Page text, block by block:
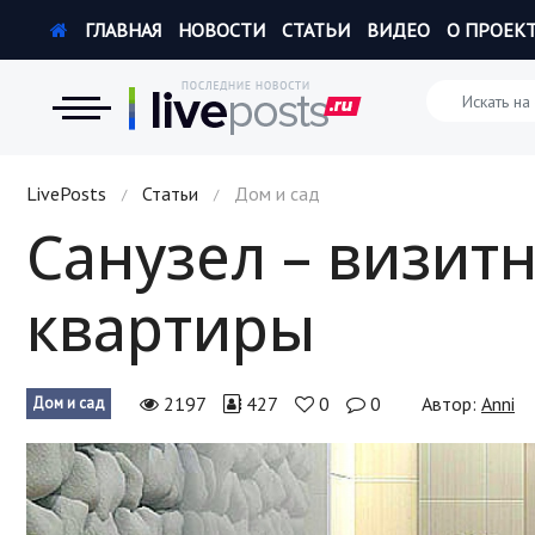
Новости
Экономика
Происшествия
Hi-Tech. Интернет
Россия
Наука и техника
Политика
ГЛАВНАЯ НОВОСТИ СТАТЬИ ВИДЕО О
LivePosts / Статьи / Дом и сад
Санузел –
квартиры
Дом и сад 2197 427 0 0 Автор: Anni